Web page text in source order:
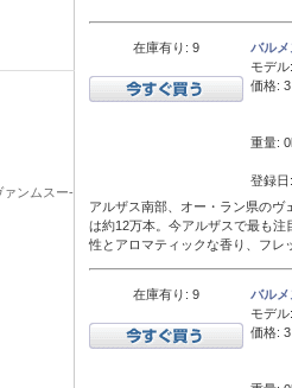
ンムスー-
在庫有り: 9
バル
モデル:
価格:
重量:
登録
アルザス南部、オー・ラン県の
は約12万本。今アルザスで最も
性とアロマティックな香り、フレ
在庫有り: 9
バル
モデル:
価格: